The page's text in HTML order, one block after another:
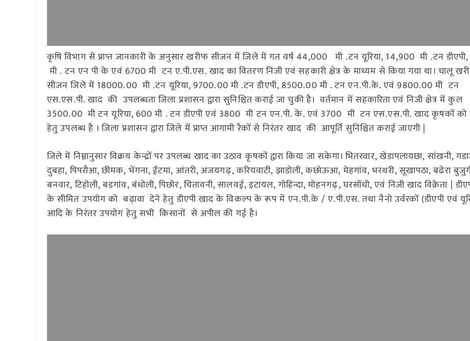
कृषि विभाग से प्राप्त जानकारी के अनुसार खरीफ सीजन में जिले में गत वर्ष 44,000 मी .टन यूरिया, 14,900 मी .टन
मी . टन एन पी के एवं 6700 मी टन ए.पी.एस. खाद का वितरण निजी एवं सहकारी क्षेत्र के माध्यम से किया गया था। चालू
सीजन जिले में 18000.00 मी .टन यूरिया, 9700.00 मी .टन डीएपी, 8500.00 मी . टन एन.पी.के. एवं 9800.00 मी टन
एस.एस.पी. खाद की उपलब्धता जिला प्रशासन द्वारा सुनिश्चित कराई जा चुकी है। वर्तमान में सहकारिता एवं निजी क्षेत्र में कुल
3500.00 मी टन यूरिया, 600 मी . टन डीएपी एवं 3800 मी टन एन.पी. के. एवं 3700 मी टन एस.एस.पी. खाद कृषकों को
हेतु उपलब्ध है । जिला प्रशासन द्वारा जिले में प्राप्त आगामी रैकों से निरंतर खाद की आपूर्ति सुनिश्चित कराई जाएगी |
जिले में निम्नानुसार विक्रय केन्द्रों पर उपलब्ध खाद का उठाव कृषकों द्वारा किया जा सकेगा। भितरवार, खेडापलायछा, सांखनी,
दुबहा, पिपरौआ, छीमक, भेंगना, ईंटमा, आंतरी, अजयगढ़, करियवाटी, झाडोली, कछोऊआ, मेहगांव, भरथरी, सूखापठा, बढेरा बुजुर्ग,
बनवार, टिहोली, बडगांव, बंधोली, पिछोर, चितावनी, सालवई, इटायल, गोहिन्दा, मोहनगढ़, घरसोंधी, एवं निजी खाद विक्रेता |
के सीमित उपयोग को बढ़ावा देने हेतु डीएपी खाद के विकल्प के रूप में एन.पी.के / ए.पी.एस. तथा नैनो उर्वरकों (डीएपी एवं
आदि के निरंतर उपयोग हेतु सभी किसानों से अपील की गई है।